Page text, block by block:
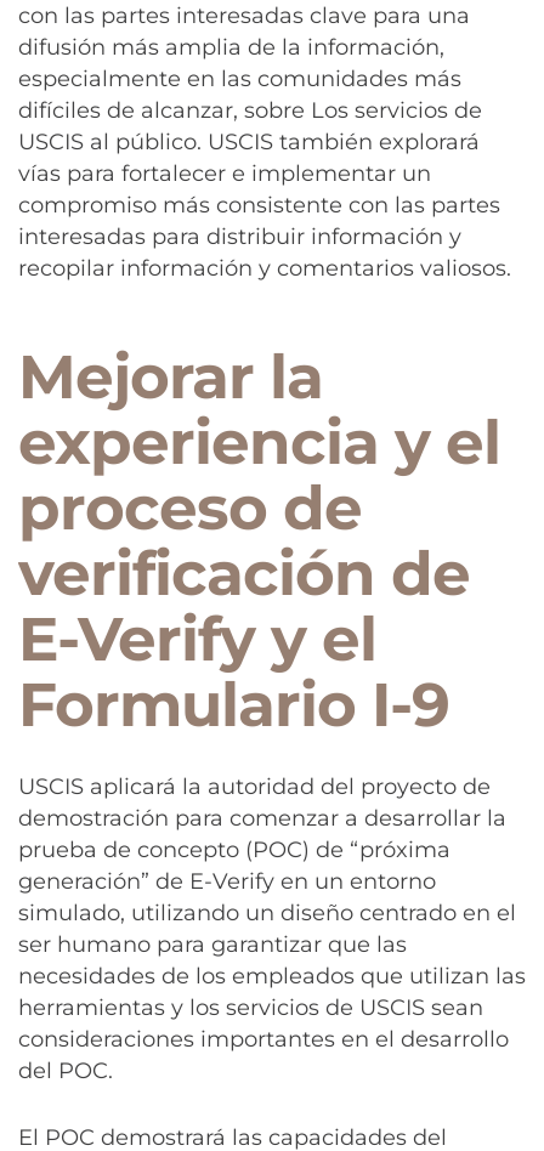
con las partes interesadas clave para una
difusión más amplia de la información,
especialmente en las comunidades más
difíciles de alcanzar, sobre Los servicios de
USCIS al público. USCIS también explorará
vías para fortalecer e implementar un
compromiso más consistente con las partes
interesadas para distribuir información y
recopilar información y comentarios valiosos.
Mejorar la
experiencia y el
proceso de
verificación de
E-Verify y el
Formulario I-9
USCIS aplicará la autoridad del proyecto de
demostración para comenzar a desarrollar la
prueba de concepto (POC) de “próxima
generación” de E-Verify en un entorno
simulado, utilizando un diseño centrado en el
ser humano para garantizar que las
necesidades de los empleados que utilizan las
herramientas y los servicios de USCIS sean
consideraciones importantes en el desarrollo
del POC.
El POC demostrará las capacidades del